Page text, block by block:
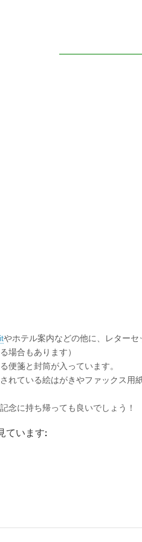
やホテル案内などの他に、レターセ
場合もあります）
便箋と封筒が入っています。
れている絵はがきやファックス用
念に持ち帰っても良いでしょう！
ています: